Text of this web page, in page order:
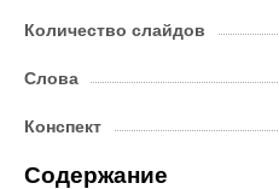
Количество слайдов
Слова
Конспект
Содержание